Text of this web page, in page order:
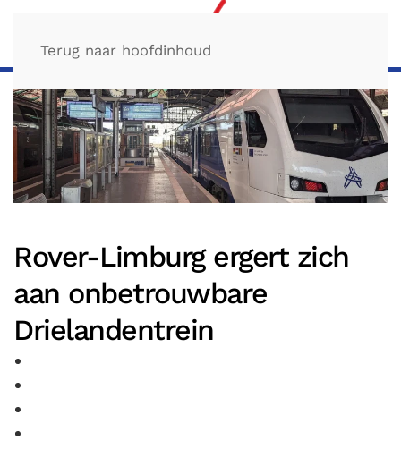
Terug naar hoofdinhoud
Rover-Limburg ergert zich
aan onbetrouwbare
Drielandentrein